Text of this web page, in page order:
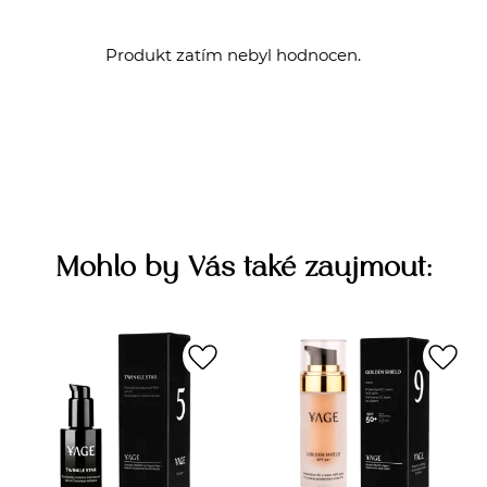
Produkt zatím nebyl hodnocen.
Mohlo by Vás také zaujmout:
favorite_border favorite_border